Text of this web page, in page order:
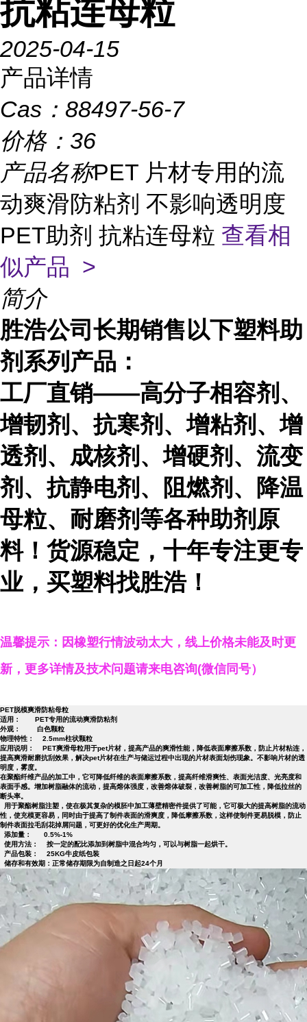
抗粘连母粒
2025-04-15
产品详情
Cas： 88497-56-7
价格： 36
产品名称PET 片材专用的流
动爽滑防粘剂 不影响透明度
PET助剂 抗粘连母粒 查看相
似产品 >
简介
胜浩公司长期销售以下塑料助
剂系列产品：
工厂直销——高分子相容剂、
增韧剂、抗寒剂、增粘剂、增
透剂、成核剂、增硬剂、流变
剂、抗静电剂、阻燃剂、降温
母粒、耐磨剂等各种助剂原
料！货源稳定，十年专注更专
业，买塑料找胜浩！
温馨提示：因橡塑行情波动太大，线上价格未能及时更
新，更多详情及技术问题请来电咨询(微信同号）
PET脱模爽滑防粘母粒
适用：
PET专用的流动爽滑防粘剂
外观：
白色颗粒
物理特性：
2.5mm柱状颗粒
应用说明：
PET爽滑母粒用于pet片材，提高产品的爽滑性能，降低表面摩擦系数，防止片材粘连，
提高爽滑耐磨抗刮效果，解决pet片材在生产与储运过程中出现的片材表面划伤现象。 不影响片材的透
明度，雾度。
在聚酯纤维产品的加工中，它可降低纤维的表面摩擦系数，提高纤维滑爽性、表面光洁度、光亮度和
表面手感。增加树脂融体的流动，提高熔体强度，改善熔体破裂，改善树脂的可加工性，降低拉丝的
断头率。
用于聚酯树脂注塑，使在极其复杂的模胚中加工薄壁精密件提供了可能，它可极大的提高树脂的流动
性，使充模更容易，同时由于提高了制件表面的滑爽度，降低摩擦系数，这样使制件更易脱模，防止
制件表面拉毛刮花掉屑问题，可更好的优化生产周期。
添加量： 0.5%-1%
使用方法： 按一定的配比添加到树脂中混合均匀，可以与树脂一起烘干。
产品包装： 25KG牛皮纸包装
储存和有效期：正常储存期限为自制造之日起24个月